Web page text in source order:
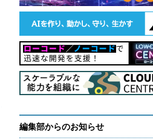
編集部からのお知らせ